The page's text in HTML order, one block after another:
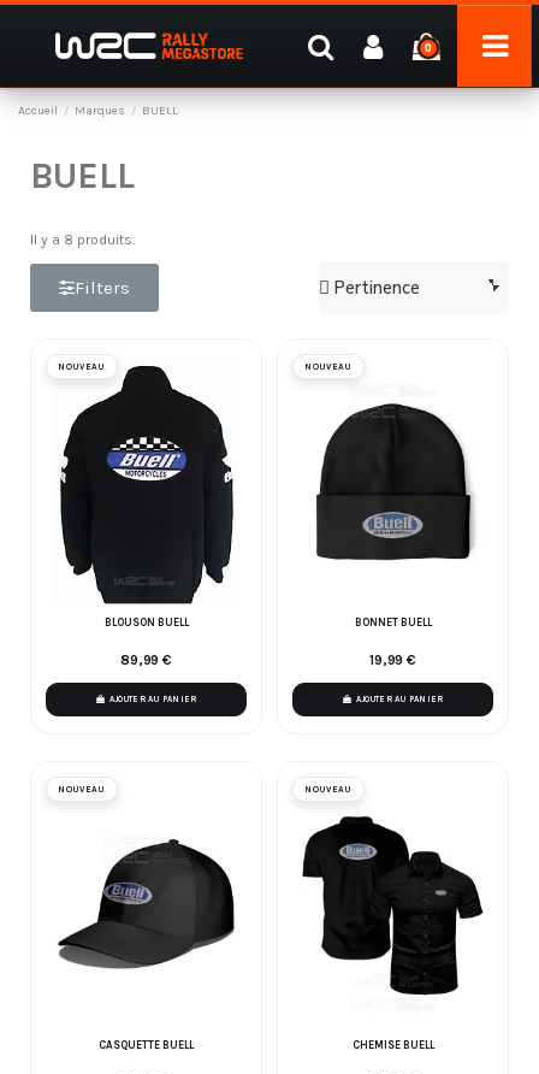
0
Accueil Marques BUELL
BUELL
Il y a 8 produits.
Filters
NOUVEAU
BLOUSON BUELL
89,99 €
AJOUTER AU PANIER
NOUVEAU
BONNET BUELL
19,99 €
AJOUTER AU PANIER
NOUVEAU
CASQUETTE BUELL
NOUVEAU
CHEMISE BUELL